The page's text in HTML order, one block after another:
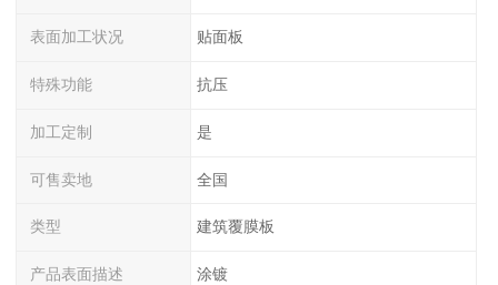
表面加工状况 贴面板
特殊功能 抗压
加工定制 是
可售卖地 全国
类型 建筑覆膜板
产品表面描述 涂镀